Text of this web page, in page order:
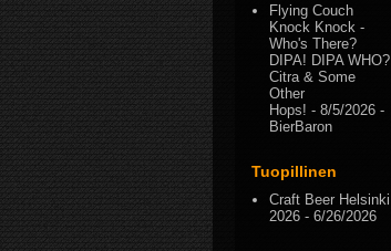
Flying Couch
Knock Knock -
Who's There?
DIPA! DIPA WHO?
Citra & Some
Other
Hops! - 8/5/2026 -
BierBaron
Tuopillinen
Craft Beer Helsinki
2026 - 6/26/2026